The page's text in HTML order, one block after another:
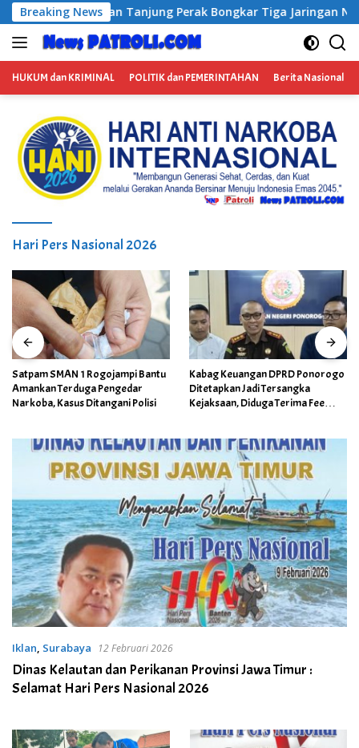
Langsung
ke
konten
Breaking News
Tiga Jaringan Narkoba, Empat Tersangka Diamankan
HUKUM dan KRIMINAL POLITIK dan PEMERINTAHAN Berita Nasional
Hari Pers Nasional 2026
Satpam SMAN 1 Rogojampi Bantu
Amankan Terduga Pengedar
Narkoba, Kasus Ditangani Polisi
Kabag Keuangan DPRD Ponorogo
Ditetapkan Jadi Tersangka
Kejaksaan, Diduga Terima Fee
Iklan, Surabaya 12 Februari 2026
Dinas Kelautan dan Perikanan Provinsi Jawa Timur :
Selamat Hari Pers Nasional 2026